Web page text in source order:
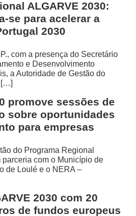
ALGARVE 2030:
se para acelerar a
2030
com a presença do Secretário
e Desenvolvimento
a Autoridade de Gestão do
[…]
promove sessões de
sobre oportunidades
para empresas
do Programa Regional
com o Município de
de Loulé e o NERA –
2030 com 20
de fundos europeus